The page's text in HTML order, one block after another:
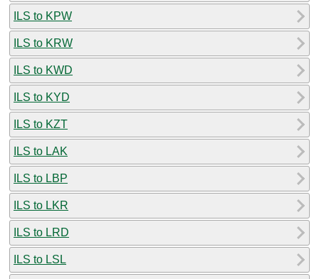
ILS to KPW
ILS to KRW
ILS to KWD
ILS to KYD
ILS to KZT
ILS to LAK
ILS to LBP
ILS to LKR
ILS to LRD
ILS to LSL